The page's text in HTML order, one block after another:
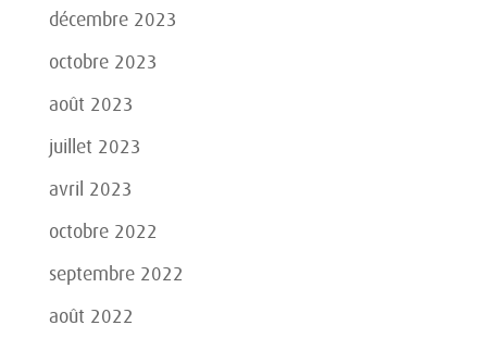
décembre 2023
octobre 2023
août 2023
juillet 2023
avril 2023
octobre 2022
septembre 2022
août 2022